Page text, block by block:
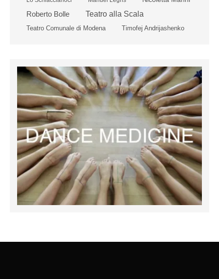
Roberto Bolle Teatro alla Scala
Teatro Comunale di Modena Timofej Andrijashenko